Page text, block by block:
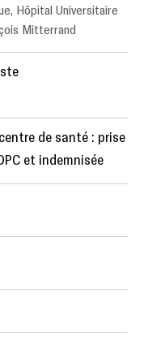
Hôpital Universitaire
Mitterrand
de santé : prise
et indemnisée